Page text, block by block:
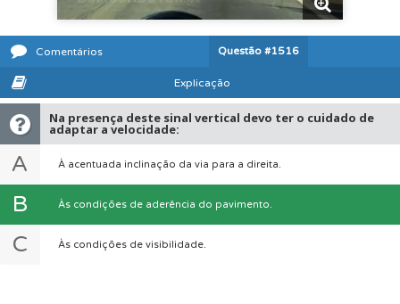
Comentários Questão #1516
Explicação
Na presença deste sinal vertical devo ter o cuidado de
adaptar a velocidade:
A À acentuada inclinação da via para a direita.
B Às condições de aderência do pavimento.
C Às condições de visibilidade.